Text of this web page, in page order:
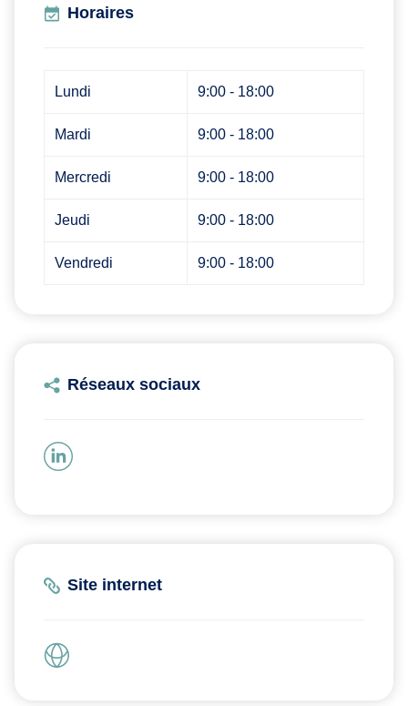
Horaires
Lundi 9:00 - 18:00
Mardi 9:00 - 18:00
Mercredi 9:00 - 18:00
Jeudi 9:00 - 18:00
Vendredi 9:00 - 18:00
Réseaux sociaux
Site internet